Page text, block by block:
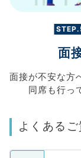
面
面接が不安な方
同席も行っ
よくある